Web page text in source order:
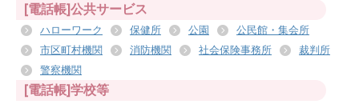
[電話帳]公共サービス
ハローワーク 保健所 公園
公民館・集会所
市区町村機関
消防機関 社会保険事務所
裁判所
警察機関
[電話帳]学校等